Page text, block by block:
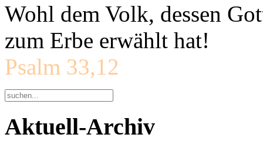
Wohl dem Volk, dessen
zum Erbe erwählt hat!
Psalm 33,12
Aktuell-Archiv